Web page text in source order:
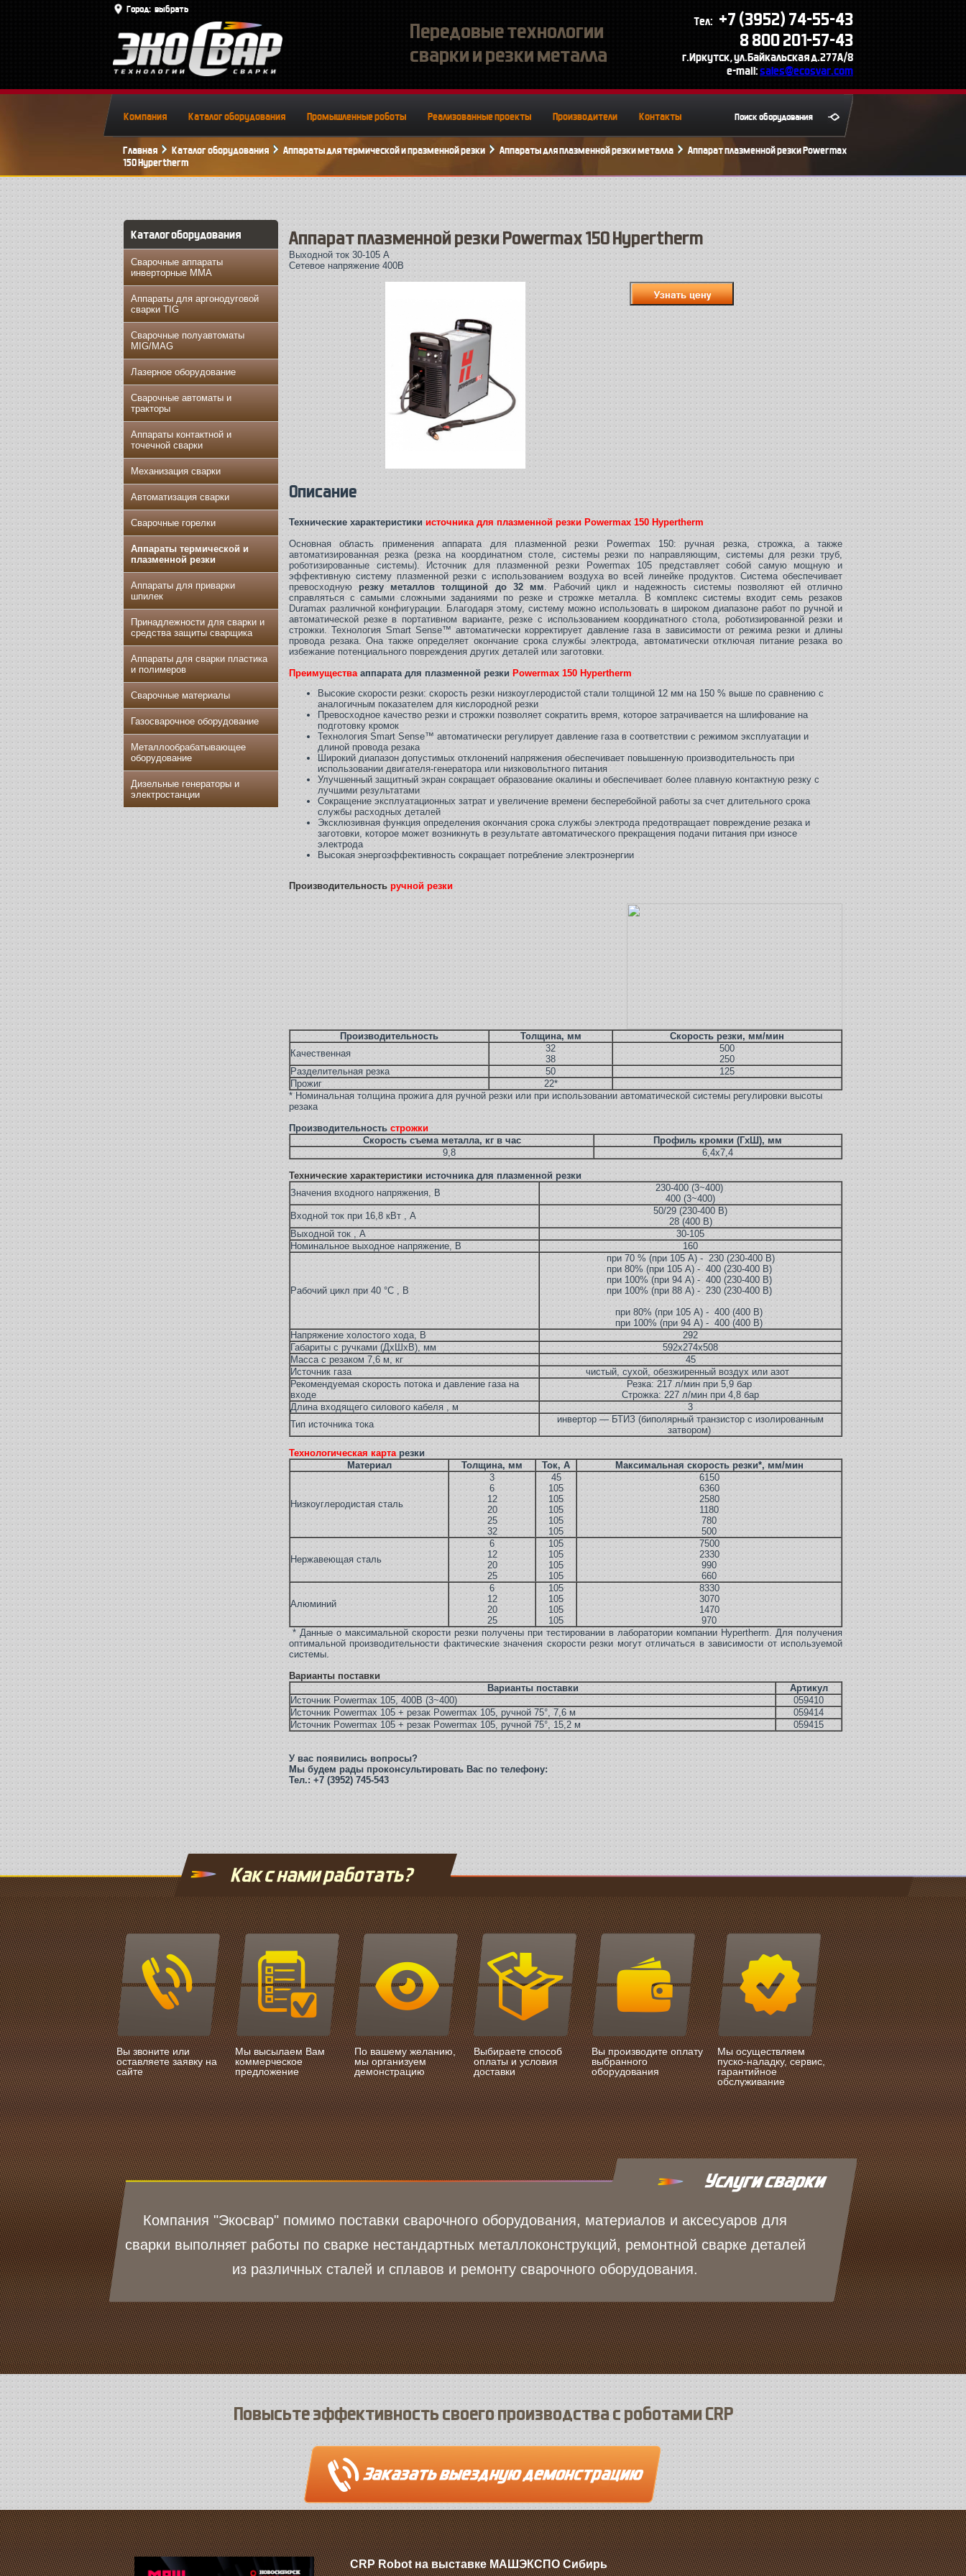
Город: выбрать
Передовые технологии
сварки и резки металла
Тел: +7 (3952) 74-55-43
8 800 201-57-43
г.Иркутск, ул.Байкальская д.277А/8
e-mail:sales@ecosvar.com
Компания Каталог оборудования Промышленные роботы Реализованные проекты Производители Контакты
Главная Каталог оборудования Аппараты для термической и празменной резки Аппараты для плазменной резки металла
Аппарат плазменной резки Powermax
150 Hypertherm
Каталог оборудования
Сварочные аппараты
инверторные MMA
Аппараты для аргонодуговой
сварки TIG
Сварочные полуавтоматы
MIG/MAG
Лазерное оборудование
Сварочные автоматы и
тракторы
Аппараты контактной и
точечной сварки
Механизация сварки
Автоматизация сварки
Сварочные горелки
Аппараты термической и
плазменной резки
Аппараты для приварки
шпилек
Принадлежности для сварки и
средства защиты сварщика
Аппараты для сварки пластика
и полимеров
Сварочные материалы
Газосварочное оборудование
Металлообрабатывающее
оборудование
Дизельные генераторы и
электростанции
Аппарат плазменной резки Powermax 150 Hypertherm
Выходной ток 30-105 А
Сетевое напряжение 400В
Описание
Технические характеристики источника для плазменной резки Powermax 150 Hypertherm
Основная область применения аппарата для плазменной резки Powermax 150: ручная резка, строжка, а также
автоматизированная резка (резка на координатном столе, системы резки по направляющим, системы для резки труб,
роботизированные системы).
Источник для плазменной резки Powermax 105 представляет собой самую мощную и
эффективную систему плазменной резки с использованием воздуха во всей линейке продуктов. Система обеспечивает
превосходнуюрезку металлов толщиной до 32 мм. Рабочий цикл и надежность системы позволяют ей отлично
справляться с самыми сложными заданиями по резке и строжке металла. В комплекс системы входит семь резаков
Duramax различной конфигурации. Благодаря этому, систему можно использовать в широком диапазоне работ по ручной и
автоматической резке в портативном варианте, резке с использованием координатного стола, роботизированной резки и
строжки. Технология Smart Sense™ автоматически корректирует давление газа в зависимости от режима резки и длины
провода резака. Она также определяет окончание срока службы электрода, автоматически отключая питание резака во
избежание потенциального повреждения других деталей или заготовки.
Преимуществааппарата для плазменной резки Powermax 150 Hypertherm
Высокие скорости резки: скорость резки низкоуглеродистой стали толщиной 12 мм на 150 % выше по сравнению с
аналогичным показателем для кислородной резки
Превосходное качество резки и строжки позволяет сократить время, которое затрачивается на шлифование на
подготовку кромок
Технология Smart Sense™ автоматически регулирует давление газа в соответствии с режимом эксплуатации и
длиной провода резака
Широкий диапазон допустимых отклонений напряжения обеспечивает повышенную производительность при
использовании двигателя-генератора или низковольтного питания
Улучшенный защитный экран сокращает образование окалины и обеспечивает более плавную контактную резку с
лучшими результатами
Сокращение эксплуатационных затрат и увеличение времени бесперебойной работы за счет длительного срока
службы расходных деталей
Эксклюзивная функция определения окончания срока службы электрода предотвращает повреждение резака и
заготовки, которое может возникнуть в результате автоматического прекращения подачи питания при износе
электрода
Высокая энергоэффективность сокращает потребление электроэнергии
Производительность ручной резки
Производительность Толщина, мм
Скорость резки, мм/мин
Качественная
32
38
500
250
Разделительная резка
50
125
Прожиг
22*
* Номинальная толщина прожига для ручной резки или при использовании автоматической системы регулировки высоты
резака
Производительность строжки
Скорость съема металла, кг в час
Профиль кромки (ГхШ), мм
9,8
6,4х7,4
Технические характеристики источника для плазменной резки
Значения входного напряжения, В
230-400 (3~400)
400 (3~400)
Входной ток при 16,8 кВт , А
50/29 (230-400 В)
28 (400 В)
Выходной ток , А
30-105
Номинальное выходное напряжение, В
160
Рабочий цикл при 40 °C , В
при 70 % (при 105 А) - 230 (230-400 В)
при 80% (при 105 А) - 400 (230-400 В)
при 100% (при 94 А) - 400 (230-400 В)
при 100% (при 88 А) - 230 (230-400 В)
при 80% (при 105 А) - 400 (400 В)
при 100% (при 94 А) - 400 (400 В)
Напряжение холостого хода, В
292
Габариты с ручками (ДхШхВ), мм
592х274х508
Масса с резаком 7,6 м, кг
45
Источник газа
чистый, сухой, обезжиренный воздух или азот
Рекомендуемая скорость потока и давление газа на
входе
Резка: 217 л/мин при 5,9 бар
Строжка: 227 л/мин при 4,8 бар
Длина входящего силового кабеля , м
3
Тип источника тока
инвертор — БТИЗ (биполярный транзистор с изолированным
затвором)
Технологическая картарезки
Материал
Толщина, мм Ток, А Максимальная скорость резки*, мм/мин
Низкоуглеродистая сталь
3
6
12
20
25
32
45
105
105
105
105
105
6150
6360
2580
1180
780
500
Нержавеющая сталь
6
12
20
25
105
105
105
105
7500
2330
990
660
Алюминий
6
12
20
25
105
105
105
105
8330
3070
1470
970
* Данные о максимальной скорости резки получены при тестировании в лаборатории компании Hypertherm. Для получения
оптимальной производительности фактические значения скорости резки могут отличаться в зависимости от используемой
системы.
Варианты поставки
Варианты поставки
Артикул
Источник Powermax 105, 400В (3~400)
059410
Источник Powermax 105 + резак Powermax 105, ручной 75°, 7,6 м
059414
Источник Powermax 105 + резак Powermax 105, ручной 75°, 15,2 м
059415
У вас появились вопросы?
Мы будем рады проконсультировать Вас по телефону:
Тел.: +7 (3952) 745-543
Как с нами работать?
Вы звоните или
оставляете заявку на
сайте
Мы высылаем Вам
коммерческое
предложение
По вашему желанию,
мы организуем
демонстрацию
Выбираете способ
оплаты и условия
доставки
Вы производите оплату
выбранного
оборудования
Мы осуществляем
пуско-наладку, сервис,
гарантийное
обслуживание
Компания "Экосвар" помимо поставки сварочного оборудования, материалов и аксесуаров для
сварки выполняет работы по сварке нестандартных металлоконструкций, ремонтной сварке деталей
из различных сталей и сплавов и ремонту сварочного оборудования.
Повысьте эффективность своего производства с роботами CRP
CRP Robot на выставке МАШЭКСПО Сибирь